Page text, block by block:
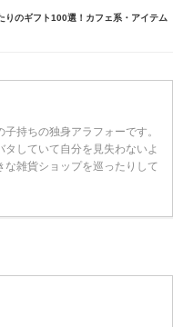
りのギフト100選！カフェ系・アイテム
持ちの独身アラフォーです。
していて自分を見失わないよ
な雑貨ショップを巡ったりして